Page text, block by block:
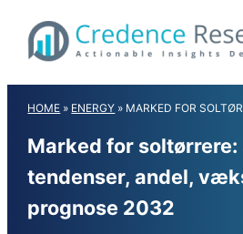
content
HOME » ENERGY » MARKED FOR
Marked for soltørrere:
tendenser, andel,
prognose 2032